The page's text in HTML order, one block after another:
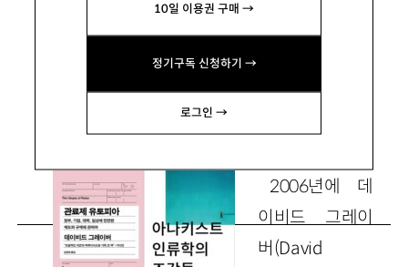
10일 이용권 구매 →
정기구독 신청하기 →
로그인 →
藤井たけし
역사문제연구소 연구원 takeshifj@hanmail.net
2006년에 데
이비드 그레이
버(David